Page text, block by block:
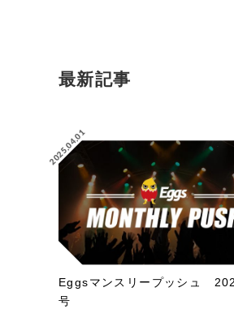
最新記事
2025.04.01
Eggsマンスリープッシュ
号